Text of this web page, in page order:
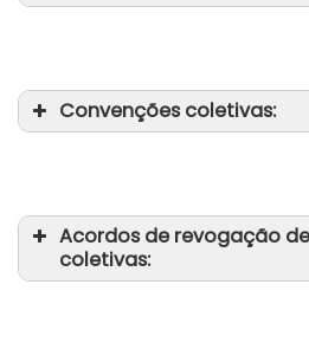
Convenções coletivas:
Acordos de revogação
coletivas: